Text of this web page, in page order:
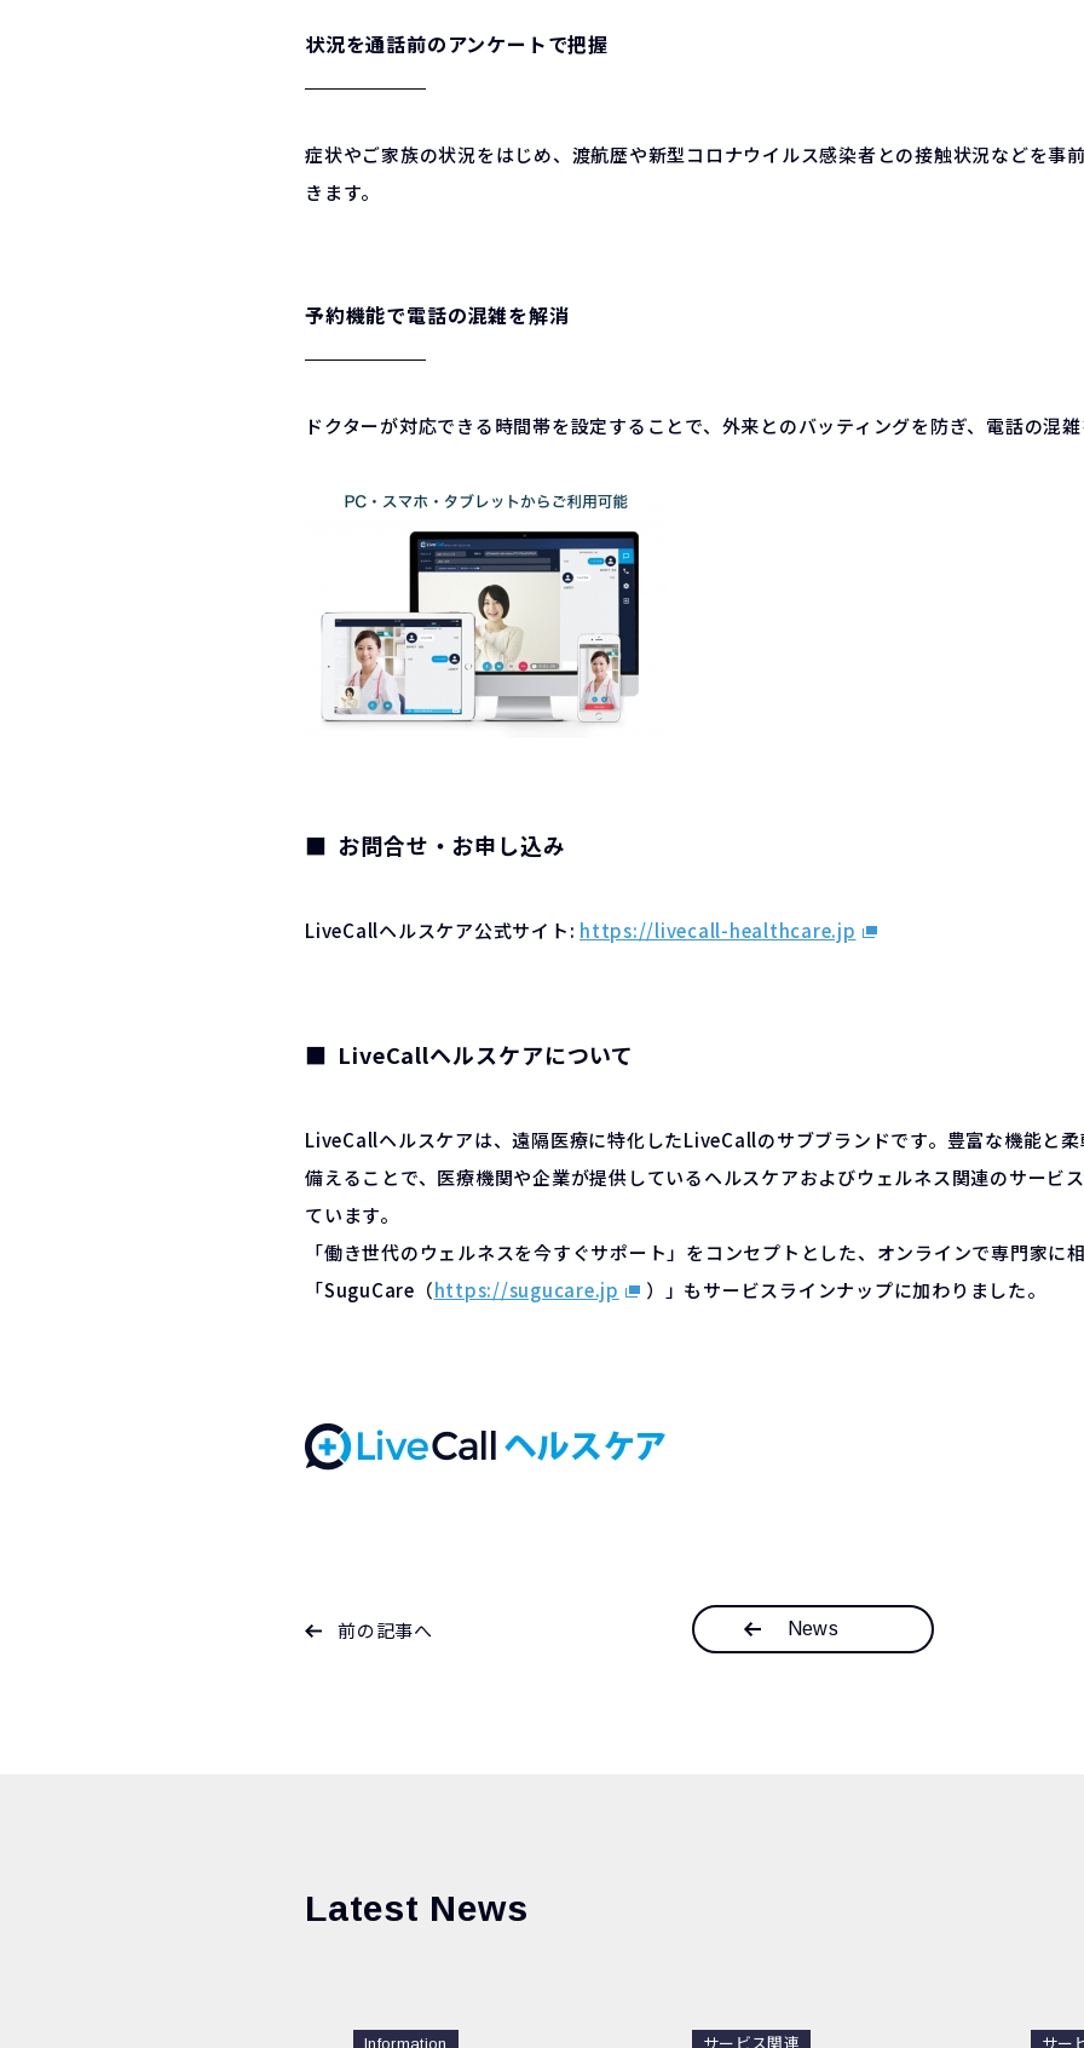
状況を通話前のアンケートで把握
症状やご家族の状況をはじめ、渡航歴や新型コロナウイルス感染者との接触状況などを事
きます。
予約機能で電話の混雑を解消
ドクターが対応できる時間帯を設定することで、外来とのバッティングを防ぎ、電話の混雑
お問合せ・お申し込み
LiveCallヘルスケア公式サイト: https://livecall-healthcare.jp
LiveCallヘルスケアについて
LiveCallヘルスケアは、遠隔医療に特化したLiveCallのサブブランドです。豊富な機能と
備えることで、医療機関や企業が提供しているヘルスケアおよびウェルネス関連のサービ
ています。
「働き世代のウェルネスを今すぐサポート」をコンセプトとした、オンラインで専門家に
「SuguCare（https://sugucare.jp ）」もサービスラインナップに加わりました。
前の記事へ News
Latest News
Information サービス関連 サー